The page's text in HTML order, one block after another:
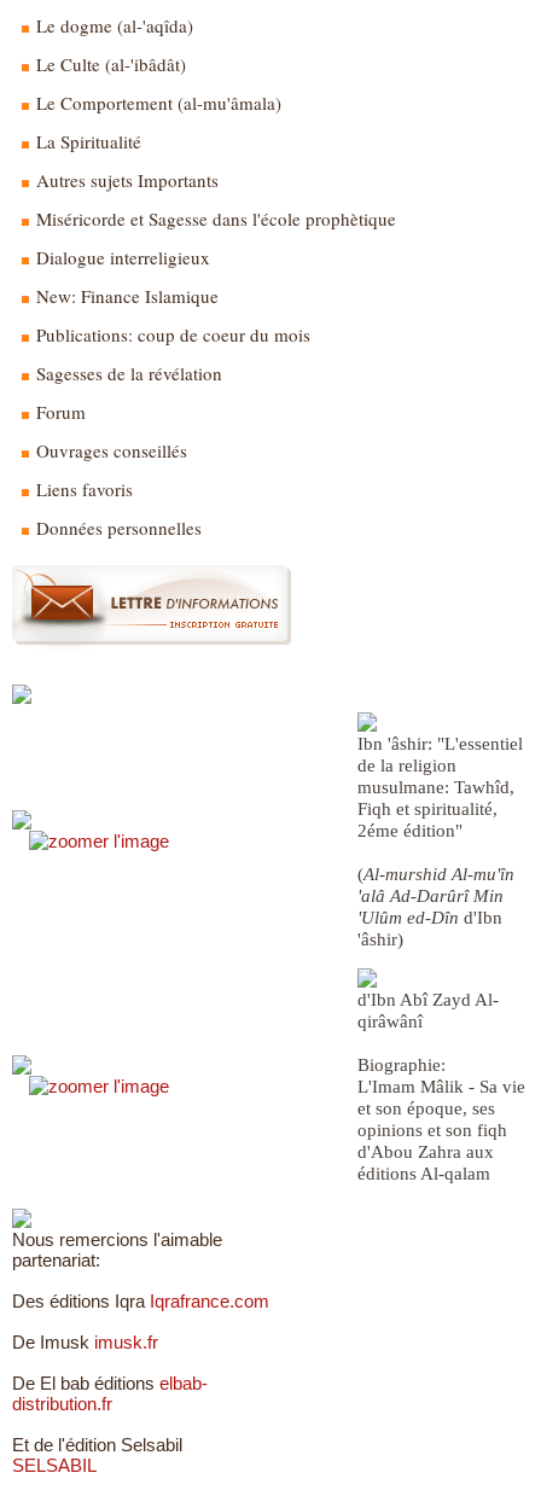
Le dogme (al-'aqîda)
Le Culte (al-'ibâdât)
Le Comportement (al-mu'âmala)
La Spiritualité
Autres sujets Importants
Miséricorde et Sagesse dans l'école prophètique
Dialogue interreligieux
New: Finance Islamique
Publications: coup de coeur du mois
Sagesses de la révélation
Forum
Ouvrages conseillés
Liens favoris
Données personnelles
Ibn 'âshir: "L'essentiel
de la religion
musulmane: Tawhîd,
Fiqh et spiritualité,
2éme édition"
(Al-murshid Al-mu'în
'alâ Ad-Darûrî Min
'Ulûm ed-Dîn d'Ibn
'âshir)
d'Ibn Abî Zayd Al-
qirâwânî
Biographie:
L'Imam Mâlik - Sa vie
et son époque, ses
opinions et son fiqh
d'Abou Zahra aux
éditions Al-qalam
Nous remercions l'aimable
partenariat:
Des éditions Iqra Iqrafrance.com
De Imusk imusk.fr
De El bab éditions elbab-
distribution.fr
Et de l'édition Selsabil
SELSABIL